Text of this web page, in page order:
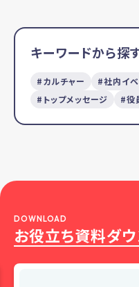
キーワードから探
カルチャー 社内イ
トップメッセージ
役
お役立ち資料ダ
DOWNLOAD